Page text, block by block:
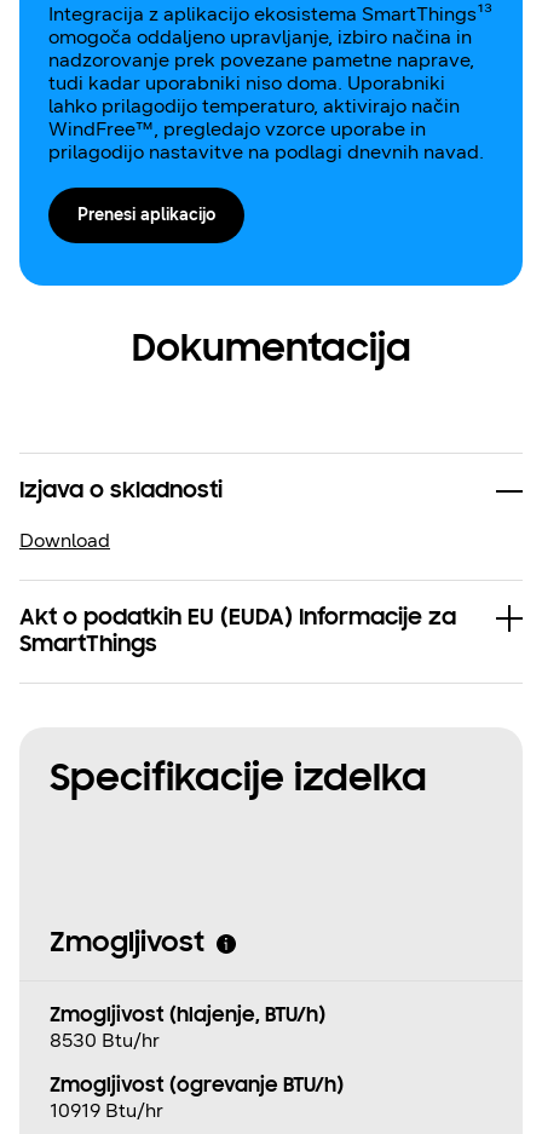
Integracija z aplikacijo ekosistema SmartThings¹³
omogoča oddaljeno upravljanje, izbiro načina in
nadzorovanje prek povezane pametne naprave,
tudi kadar uporabniki niso doma. Uporabniki
lahko prilagodijo temperaturo, aktivirajo način
WindFree™, pregledajo vzorce uporabe in
prilagodijo nastavitve na podlagi dnevnih navad.
Prenesi aplikacijo
Dokumentacija
Izjava o skladnosti
Download
Akt o podatkih EU (EUDA) Informacije za
SmartThings
Specifikacije izdelka
Zmogljivost
Zmogljivost (hlajenje, BTU/h)
8530 Btu/hr
Zmogljivost (ogrevanje BTU/h)
10919 Btu/hr